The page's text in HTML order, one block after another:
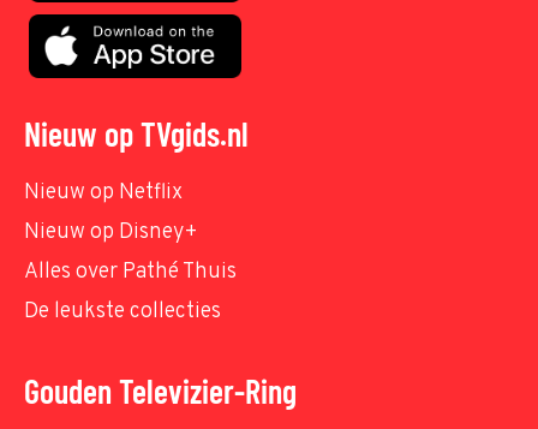
Nieuw op TVgids.nl
Nieuw op Netflix
Nieuw op Disney+
Alles over Pathé Thuis
De leukste collecties
Gouden Televizier-Ring